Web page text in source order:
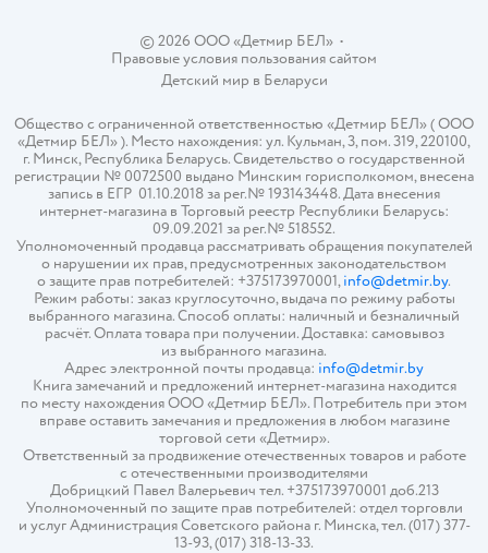
© 2026 ООО «Детмир БЕЛ»•
Правовые условия пользования сайтом
Детский мир в Беларуси
Общество с ограниченной ответственностью «Детмир БЕЛ» ( ООО
«Детмир БЕЛ» ). Место нахождения: ул. Кульман, 3, пом. 319, 220100,
г. Минск, Республика Беларусь. Свидетельство о государственной
регистрации № 0072500 выдано Минским горисполкомом, внесена
запись в ЕГР 01.10.2018 за рег.№ 193143448. Дата внесения
интернет-магазина в Торговый реестр Республики Беларусь:
09.09.2021 за рег.№ 518552.
Уполномоченный продавца рассматривать обращения покупателей
о нарушении их прав, предусмотренных законодательством
о защите прав потребителей: +375173970001,info@detmir.by.
Режим работы: заказ круглосуточно, выдача по режиму работы
выбранного магазина. Способ оплаты: наличный и безналичный
расчёт. Оплата товара при получении. Доставка: самовывоз
из выбранного магазина.
Адрес электронной почты продавца: info@detmir.by
Книга замечаний и предложений интернет-магазина находится
по месту нахождения ООО «Детмир БЕЛ». Потребитель при этом
вправе оставить замечания и предложения в любом магазине
торговой сети «Детмир».
Ответственный за продвижение отечественных товаров и работе
с отечественными производителями
Добрицкий Павел Валерьевич тел. +375173970001 доб.213
Уполномоченный по защите прав потребителей: отдел торговли
и услуг Администрация Советского района г. Минска, тел. (017) 377-
13-93, (017) 318-13-33.